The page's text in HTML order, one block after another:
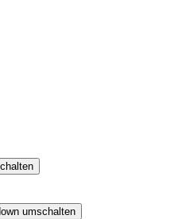
umschalten